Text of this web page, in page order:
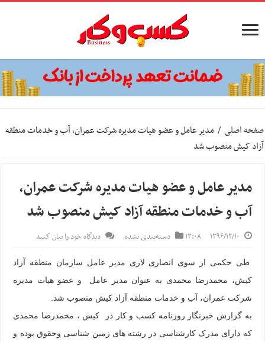
صفحه اصلی / مدیر عامل و عضو هیات مدیره شرکت عمران، آب و خدمات منطقه
آزاد کیش منصوب شد
مدیر عامل و عضو هیات مدیره شرکت عمران،
آب و خدمات منطقه آزاد کیش منصوب شد
۱۳۹۶/۱۲/۱۰ ۱۳:۰۸ دسته‌بندی نشده دیدگاه خود را بیان کنید
طی حکمی از سوی انصاری لاری مدیر عامل سازمان منطقه آزاد
کیش، محمدرضا محمدی به عنوان مدیر عامل و عضو هیات مدیره
شرکت عمران، آب و خدمات منطقه آزاد کیش منصوب شد.
به گزارش خبرنگار روزنامه کسب و کار در کیش ، محمدرضا محمدی
که دارای مدرک کارشناسی در رشته های زمین شناسی وحقوق بوده و